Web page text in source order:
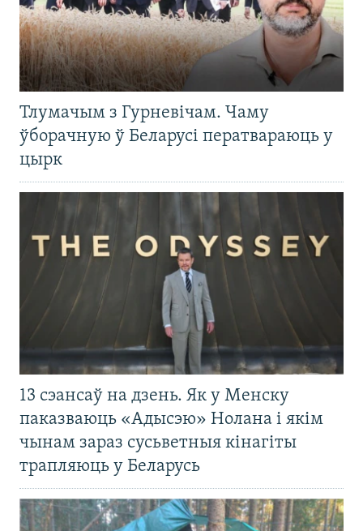
Тлумачым з Гурневічам. Чаму
ўборачную ў Беларусі ператвараюць у
цырк
13 сэансаў на дзень. Як у Менску
паказваюць «Адысэю» Нолана і якім
чынам зараз сусьветныя кінагіты
трапляюць у Беларусь